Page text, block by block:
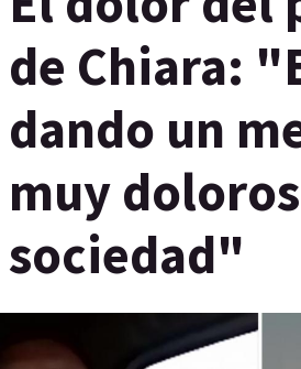
de Chiara:
dando un
muy
sociedad"